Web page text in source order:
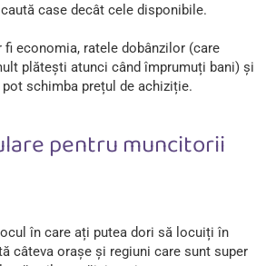
case decât cele disponibile.
fi economia, ratele dobânzilor (care
plătești atunci când împrumuți bani) și
schimba prețul de achiziție.
pentru muncitorii
în care ați putea dori să locuiți în
câteva orașe și regiuni care sunt super